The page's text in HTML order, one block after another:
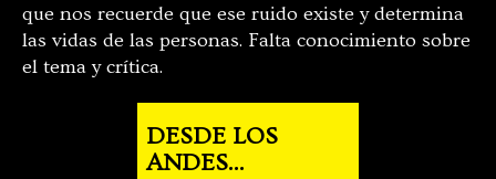
que nos recuerde que ese ruido existe y determina
las vidas de las personas. Falta conocimiento sobre
el tema y crítica.
DESDE LOS
ANDES...